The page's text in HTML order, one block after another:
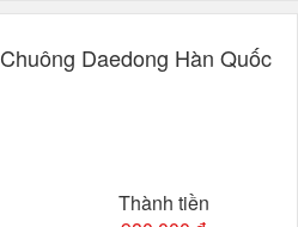
Daedong Hàn Quốc
Thành tiền